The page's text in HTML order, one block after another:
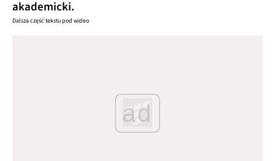
akademicki.
Dalsza część tekstu pod wideo
ad